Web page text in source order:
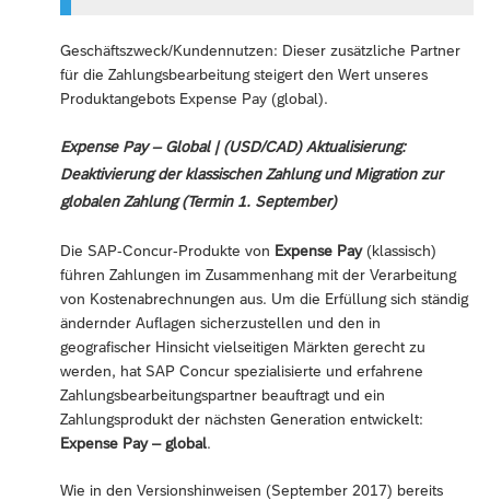
Geschäftszweck/Kundennutzen: Dieser zusätzliche Partner
für die Zahlungsbearbeitung steigert den Wert unseres
Produktangebots Expense Pay (global).
Expense Pay – Global | (USD/CAD) Aktualisierung:
Deaktivierung der klassischen Zahlung und Migration zur
globalen Zahlung (Termin 1. September)
Die SAP-Concur-Produkte von Expense Pay(klassisch)
führen Zahlungen im Zusammenhang mit der Verarbeitung
von Kostenabrechnungen aus. Um die Erfüllung sich ständig
ändernder Auflagen sicherzustellen und den in
geografischer Hinsicht vielseitigen Märkten gerecht zu
werden, hat SAP Concur spezialisierte und erfahrene
Zahlungsbearbeitungspartner beauftragt und ein
Zahlungsprodukt der nächsten Generation entwickelt:
Expense Pay – global.
Wie in den Versionshinweisen (September 2017) bereits